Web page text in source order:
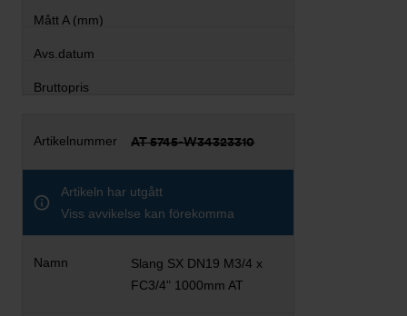
AT 5745-W34323310
Artikeln har utgått
Viss avvikelse kan förekomma
Slang SX DN19 M3/4 x
FC3/4" 1000mm AT